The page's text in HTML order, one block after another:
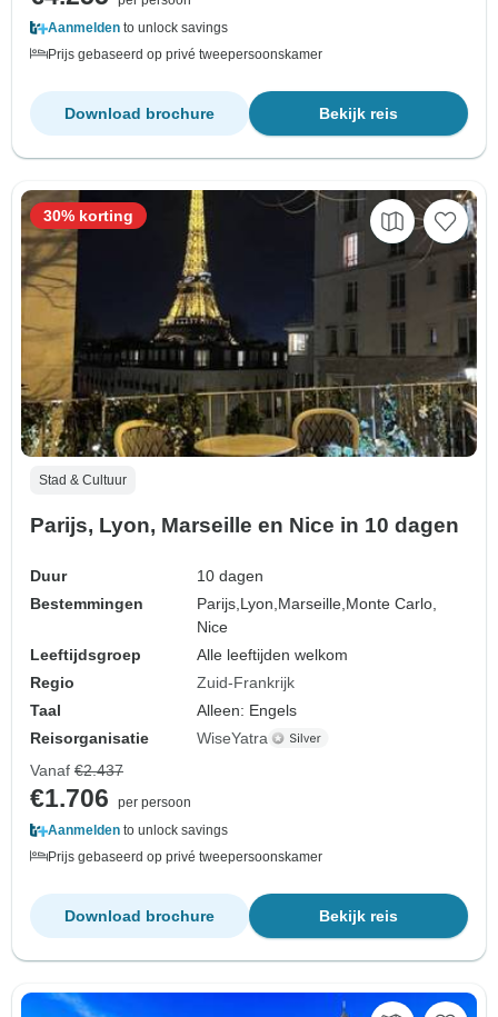
Aanmelden to unlock savings
Prijs gebaseerd op privé tweepersoonskamer
Bekijk reis
Download brochure
Stad & Cultuur
Parijs, Lyon, Marseille en Nice in 10 dagen
Duur
10 dagen
Bestemmingen
Parijs, Lyon, Marseille, Monte Carlo,
Nice
Leeftijdsgroep
Alle leeftijden welkom
Regio
Zuid-Frankrijk
Taal
Alleen: Engels
Reisorganisatie
WiseYatra
30% korting
Vanaf €2.437
€1.706
per persoon
Aanmelden to unlock savings
Prijs gebaseerd op privé tweepersoonskamer
Bekijk reis
Download brochure